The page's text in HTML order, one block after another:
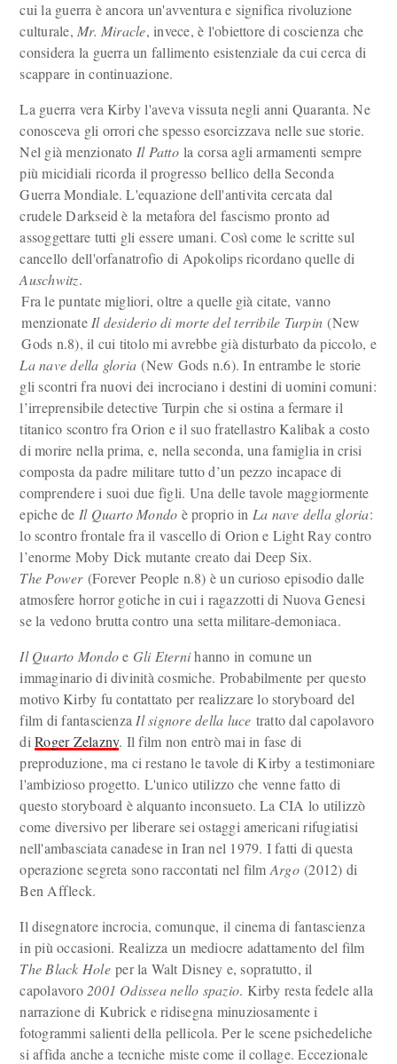
cui la guerra è ancora un'avventura e significa rivoluzione
culturale, Mr. Miracle, invece, è l'obiettore di coscienza che
considera la guerra un fallimento esistenziale da cui cerca di
scappare in continuazione.
La guerra vera Kirby l'aveva vissuta negli anni Quaranta. Ne
conosceva gli orrori che spesso esorcizzava nelle sue storie.
Nel già menzionato Il Pattola corsa agli armamenti sempre
più micidiali ricorda il progresso bellico della Seconda
Guerra Mondiale. L'equazione dell'antivita cercata dal
crudele Darkseid è la metafora del fascismo pronto ad
assoggettare tutti gli essere umani. Così come le scritte sul
cancello dell'orfanatrofio di Apokolips ricordano quelle di
Auschwitz.
Fra le puntate migliori, oltre a quelle già citate, vanno
menzionate Il desiderio di morte del terribile Turpin (New
Gods n.8), il cui titolo mi avrebbe già disturbato da piccolo, e
La nave della gloria (New Gods n.6). In entrambe le storie
gli scontri fra nuovi dei incrociano i destini di uomini comuni:
l’irreprensibile detective Turpin che si ostina a fermare il
titanico scontro fra Orion e il suo fratellastro Kalibak a costo
di morire nella prima, e, nella seconda, una famiglia in crisi
composta da padre militare tutto d’un pezzo incapace di
comprendere i suoi due figli. Una delle tavole maggiormente
epiche de Il Quarto Mondo è proprio in La nave della gloria:
lo scontro frontale fra il vascello di Orion e Light Ray contro
l’enorme Moby Dick mutante creato dai Deep Six.
The Power(Forever People n.8) è un curioso episodio dalle
atmosfere horror gotiche in cui i ragazzotti di Nuova Genesi
se la vedono brutta contro una setta militare-demoniaca.
Il Quarto Mondoe Gli Eternihanno in comune un
immaginario di divinità cosmiche. Probabilmente per questo
motivo Kirby fu contattato per realizzare lo storyboard del
film di fantascienza Il signore della luce tratto dal capolavoro
diRoger Zelazny. Il film non entrò mai in fase di
preproduzione, ma ci restano le tavole di Kirby a testimoniare
l'ambizioso progetto. L'unico utilizzo che venne fatto di
questo storyboard è alquanto inconsueto. La CIA lo utilizzò
come diversivo per liberare sei ostaggi americani rifugiatisi
nell'ambasciata canadese in Iran nel 1979. I fatti di questa
operazione segreta sono raccontati nel film Argo(2012) di
Ben Affleck.
Il disegnatore incrocia, comunque, il cinema di fantascienza
in più occasioni. Realizza un mediocre adattamento del film
The Black Holeper la Walt Disney e, sopratutto, il
capolavoro 2001 Odissea nello spazio. Kirby resta fedele alla
narrazione di Kubrick e ridisegna minuziosamente i
fotogrammi salienti della pellicola. Per le scene psichedeliche
si affida anche a tecniche miste come il collage. Eccezionale